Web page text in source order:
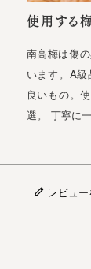
使用する
南高梅は傷
います。A
良いもの。
選。 丁寧に
レビュー